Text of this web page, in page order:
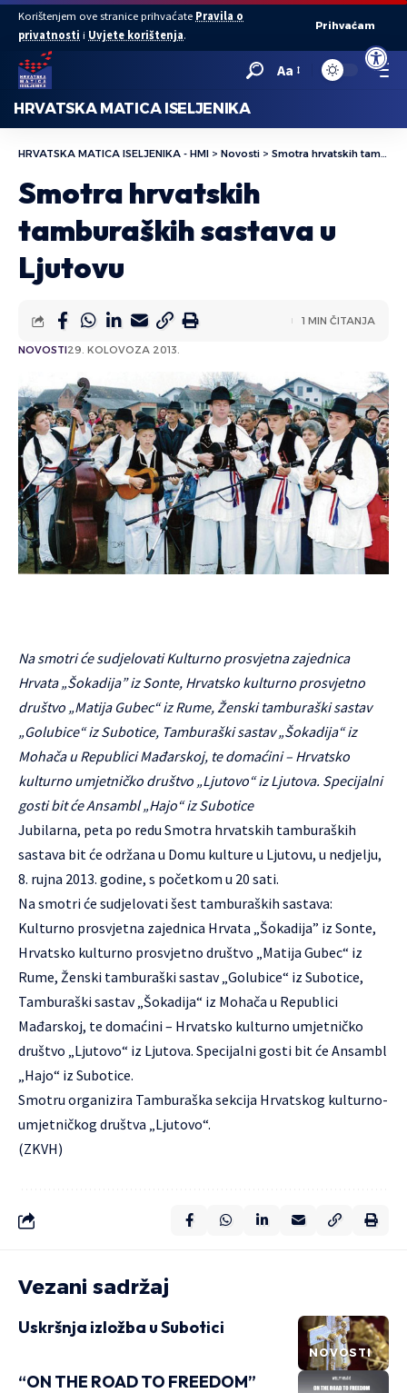
Open
Korištenjem ove stranice prihvaćate Pravila o
privatnosti i Uvjete korištenja.
Prihvaćam
Aa
HRVATSKA MATICA ISELJENIKA
HRVATSKA MATICA ISELJENIKA - HMI > Novosti > Smotra hrvatskih tamburaških sastava u Ljutovu
Smotra hrvatskih
tamburaških sastava u
Ljutovu
NOVOSTI29. KOLOVOZA 2013.
1 MIN ČITANJA
Na smotri će sudjelovati Kulturno prosvjetna zajednica
Hrvata „Šokadija” iz Sonte, Hrvatsko kulturno prosvjetno
društvo „Matija Gubec“ iz Rume, Ženski tamburaški sastav
„Golubice“ iz Subotice, Tamburaški sastav „Šokadija“ iz
Mohača u Republici Mađarskoj, te domaćini – Hrvatsko
kulturno umjetničko društvo „Ljutovo“ iz Ljutova. Specijalni
gosti bit će Ansambl „Hajo“ iz Subotice
Jubilarna, peta po redu Smotra hrvatskih tamburaških
sastava bit će održana u Domu kulture u Ljutovu, u nedjelju,
8. rujna 2013. godine, s početkom u 20 sati.
Na smotri će sudjelovati šest tamburaških sastava:
Kulturno prosvjetna zajednica Hrvata „Šokadija” iz Sonte,
Hrvatsko kulturno prosvjetno društvo „Matija Gubec“ iz
Rume, Ženski tamburaški sastav „Golubice“ iz Subotice,
Tamburaški sastav „Šokadija“ iz Mohača u Republici
Mađarskoj, te domaćini – Hrvatsko kulturno umjetničko
društvo „Ljutovo“ iz Ljutova. Specijalni gosti bit će Ansambl
„Hajo“ iz Subotice.
Smotru organizira Tamburaška sekcija Hrvatskog kulturno-
umjetničkog društva „Ljutovo“.
(ZKVH)
Vezani sadržaj
NOVOSTI
Uskršnja izložba u Subotici
“ON THE ROAD TO FREEDOM”